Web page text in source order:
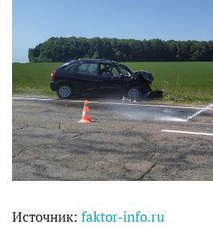
Источник: faktor-info.ru